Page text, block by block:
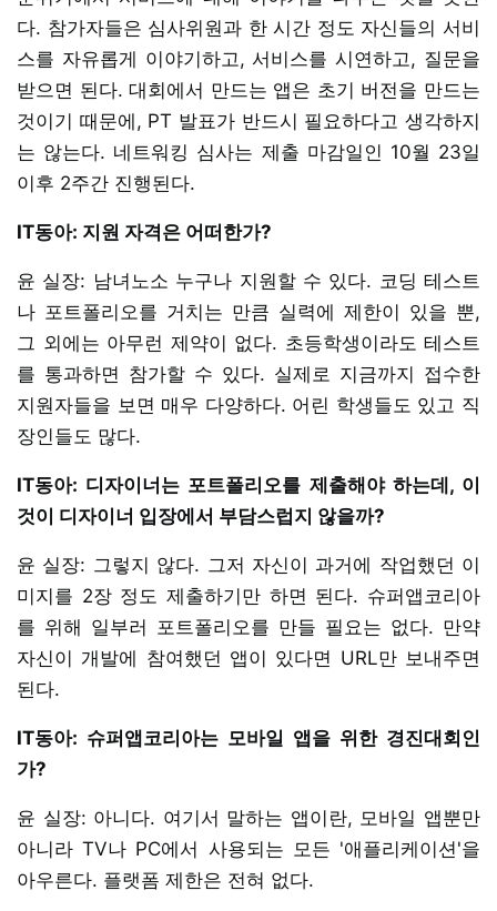
다. 참가자들은 심사위원과 한 시간 정도 자신들의 서비
스를 자유롭게 이야기하고, 서비스를 시연하고, 질문을
받으면 된다. 대회에서 만드는 앱은 초기 버전을 만드는
것이기 때문에, PT 발표가 반드시 필요하다고 생각하지
는 않는다. 네트워킹 심사는 제출 마감일인 10월 23일
이후 2주간 진행된다.
IT동아: 지원 자격은 어떠한가?
윤 실장: 남녀노소 누구나 지원할 수 있다. 코딩 테스트
나 포트폴리오를 거치는 만큼 실력에 제한이 있을 뿐,
그 외에는 아무런 제약이 없다. 초등학생이라도 테스트
를 통과하면 참가할 수 있다. 실제로 지금까지 접수한
지원자들을 보면 매우 다양하다. 어린 학생들도 있고 직
장인들도 많다.
IT동아: 디자이너는 포트폴리오를 제출해야 하는데, 이
것이 디자이너 입장에서 부담스럽지 않을까?
윤 실장: 그렇지 않다. 그저 자신이 과거에 작업했던 이
미지를 2장 정도 제출하기만 하면 된다. 슈퍼앱코리아
를 위해 일부러 포트폴리오를 만들 필요는 없다. 만약
자신이 개발에 참여했던 앱이 있다면 URL만 보내주면
된다.
IT동아: 슈퍼앱코리아는 모바일 앱을 위한 경진대회인
가?
윤 실장: 아니다. 여기서 말하는 앱이란, 모바일 앱뿐만
아니라 TV나 PC에서 사용되는 모든 '애플리케이션'을
아우른다. 플랫폼 제한은 전혀 없다.